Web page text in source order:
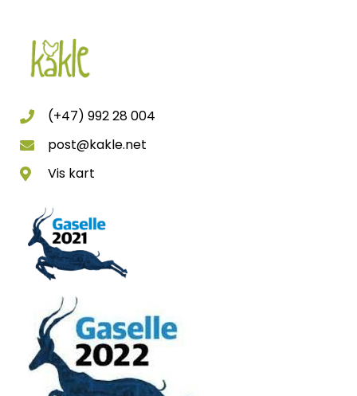
(+47) 992 28 004
post@kakle.net
Vis kart